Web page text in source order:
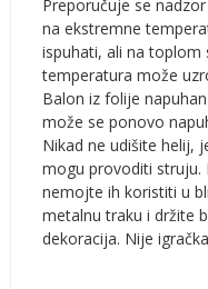
Preporučuje se
na ekstremne
ispuhati, ali na toplom
temperatura može
Balon iz folije
može se ponovo
Nikad ne udišite helij,
mogu provoditi struju.
nemojte ih koristiti u
metalnu traku i držite
dekoracija. Nije